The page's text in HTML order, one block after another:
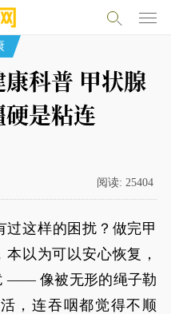
科普 甲状腺
是粘连
阅读: 25404
这样的困扰？做完甲
以为可以安心恢复，
—— 像被无形的绳子勒
，连吞咽都觉得不顺